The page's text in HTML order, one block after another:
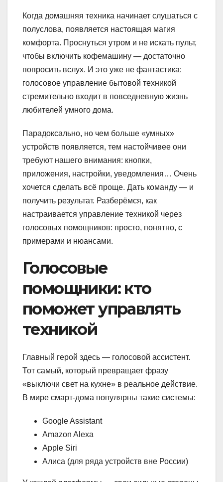
Когда домашняя техника начинает слушаться с
полуслова, появляется настоящая магия
комфорта. Проснуться утром и не искать пульт,
чтобы включить кофемашину — достаточно
попросить вслух. И это уже не фантастика:
голосовое управление бытовой техникой
стремительно входит в повседневную жизнь
любителей умного дома.
Парадоксально, но чем больше «умных»
устройств появляется, тем настойчивее они
требуют нашего внимания: кнопки,
приложения, настройки, уведомления… Очень
хочется сделать всё проще. Дать команду — и
получить результат. Разберёмся, как
настраивается управление техникой через
голосовых помощников: просто, понятно, с
примерами и нюансами.
Голосовые
помощники: кто
поможет управлять
техникой
Главный герой здесь — голосовой ассистент.
Тот самый, который превращает фразу
«выключи свет на кухне» в реальное действие.
В мире смарт-дома популярны такие системы:
Google Assistant
Amazon Alexa
Apple Siri
Алиса (для ряда устройств вне России)